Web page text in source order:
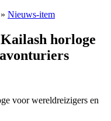
» Nieuws-item
horloge